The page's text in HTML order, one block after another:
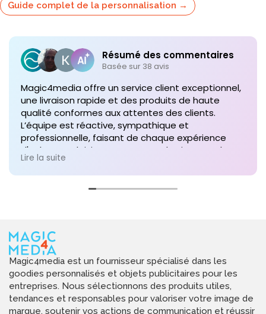
Guide complet de la personnalisation →
Résumé des commentaires
Basée sur 38 avis
Magic4media offre un service client exceptionnel,
une livraison rapide et des produits de haute
qualité conformes aux attentes des clients.
L’équipe est réactive, sympathique et
professionnelle, faisant de chaque expérience
d'achat un plaisir. Je recommande vivement leurs
services pour toute commande future de produits
personnalisés !
Lire la suite
Magic4media est un fournisseur spécialisé dans les
goodies personnalisés et objets publicitaires pour les
entreprises. Nous sélectionnons des produits utiles,
tendances et responsables pour valoriser votre image de
marque, soutenir vos actions de communication et réussir